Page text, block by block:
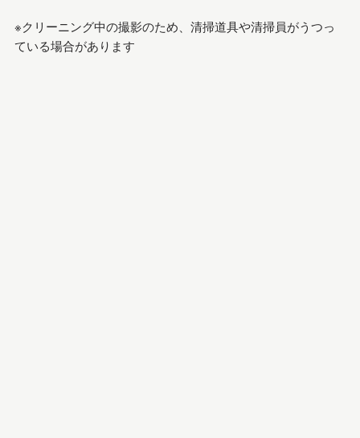
※クリーニング中の撮影のため、清掃道具や清掃員がうつっ
ている場合があります